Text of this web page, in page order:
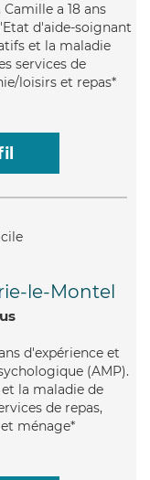
a 18 ans
d'aide-soignant
et la maladie
services de
loisirs et repas*
le-Montel
d'expérience et
(AMP).
la maladie de
de repas,
ménage*